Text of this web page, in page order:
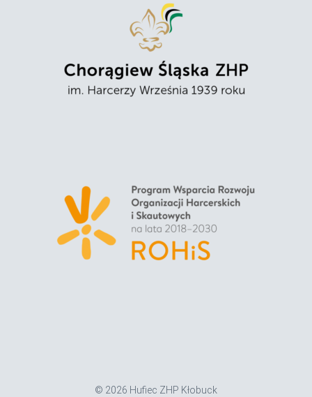
© 2026 Hufiec ZHP Kłobuck